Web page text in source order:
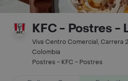
KFC - Postres -
Viva Centro Comercial, Carrera
Colombia
Postres - KFC - Postres